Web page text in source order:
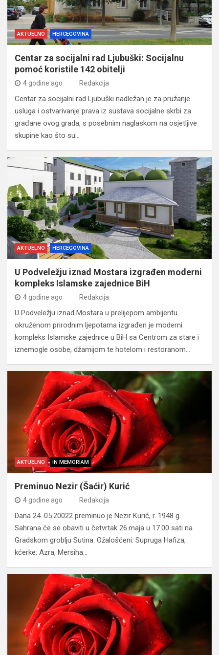
AKTUELNO HERCEGOVINA
Centar za socijalni rad Ljubuški: Socijalnu
pomoć koristile 142 obitelji
4 godine ago Redakcija
Centar za socijalni rad Ljubuški nadležan je za pružanje
usluga i ostvarivanje prava iz sustava socijalne skrbi za
građane ovog grada, s posebnim naglaskom na osjetljive
skupine kao što su…
AKTUELNO HERCEGOVINA
U Podveležju iznad Mostara izgrađen moderni
kompleks Islamske zajednice BiH
4 godine ago Redakcija
U Podveležju iznad Mostara u prelijepom ambijentu
okruženom prirodnim ljepotama izgrađen je moderni
kompleks Islamske zajednice u BiH sa Centrom za stare i
iznemogle osobe, džamijom te hotelom i restoranom…
AKTUELNO IN MEMORIAM
Preminuo Nezir (Šaćir) Kurić
4 godine ago Redakcija
Dana 24. 05.20022 preminuo je Nezir Kurić, r. 1948 g.
Sahrana će se obaviti u četvrtak 26.maja u 17.00 sati na
Gradskom groblju Sutina. Ožalošćeni: Supruga Hafiza,
kćerke: Azra, Mersiha…